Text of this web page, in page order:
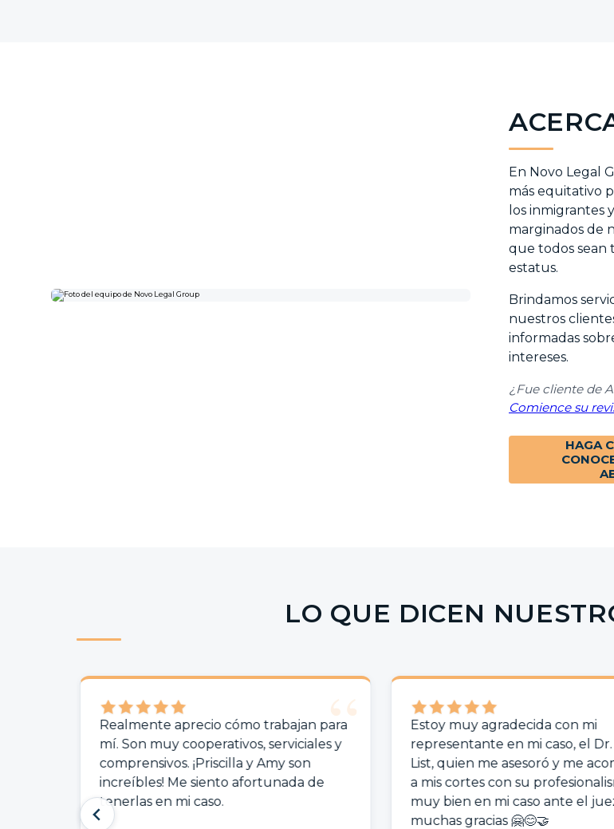
En Novo Legal
más equitativo
los inmigrantes
marginados de
que todos sean
estatus.
Brindamos
nuestros
informadas
intereses.
¿Fue cliente de
Comience su
HAGA
LO QUE DICEN
Realmente aprecio cómo trabajan para
mí. Son muy cooperativos, serviciales y
comprensivos. ¡Priscilla y Amy son
increíbles! Me siento afortunada de
tenerlas en mi caso.
Estoy muy agradecida con mi
representante en mi caso, el Dr. Jeff
List, quien me asesoró y me acompañó
a mis cortes con su profesionalismo. Salí
muy bien en mi caso ante el juez.
muchas gracias 🤗😊🤝